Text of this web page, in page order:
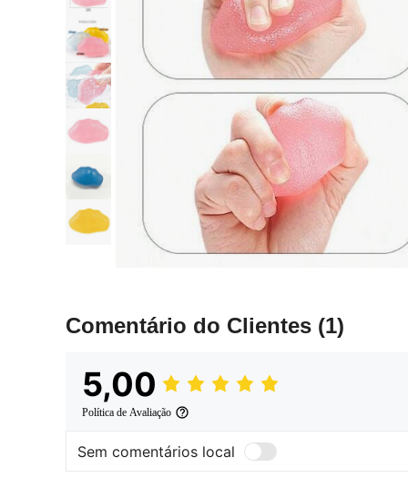
Comentário do Clientes (1)
5,00
Política de Avaliação
Sem comentários local